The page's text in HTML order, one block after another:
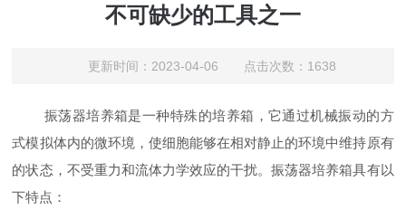
不可缺少的工具之一
更新时间：2023-04-06 点击次数：1638
振荡器培养箱是一种特殊的培养箱，它通过机械振动的方
式模拟体内的微环境，使细胞能够在相对静止的环境中维持原有
的状态，不受重力和流体力学效应的干扰。振荡器培养箱具有以
下特点：